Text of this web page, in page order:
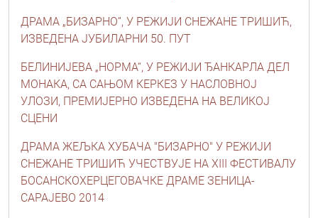
ДРАМА „БИЗАРНО”, У РЕЖИЈИ СНЕЖАНЕ ТРИШИЋ,
ИЗВЕДЕНА ЈУБИЛАРНИ 50. ПУТ
БЕЛИНИЈЕВА „НОРМА“, У РЕЖИЈИ ЂАНКАРЛА ДЕЛ
МОНАКА, СА САЊОМ КЕРКЕЗ У НАСЛОВНОЈ
УЛОЗИ, ПРЕМИЈЕРНО ИЗВЕДЕНА НА ВЕЛИКОЈ
СЦЕНИ
ДРАМА ЖЕЉКА ХУБАЧА "БИЗАРНО" У РЕЖИЈИ
СНЕЖАНЕ ТРИШИЋ УЧЕСТВУЈЕ НА XIII ФЕСТИВАЛУ
БОСАНСКОХЕРЦЕГОВАЧКЕ ДРАМЕ ЗЕНИЦА-
САРАЈЕВО 2014